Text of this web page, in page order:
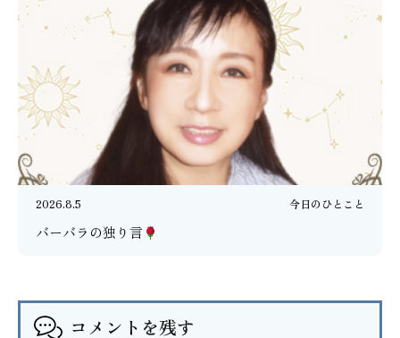
2026.8.5 今日のひとこと
バーバラの独り言
コメントを残す